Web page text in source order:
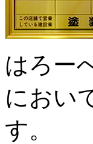
はろー
におい
す。